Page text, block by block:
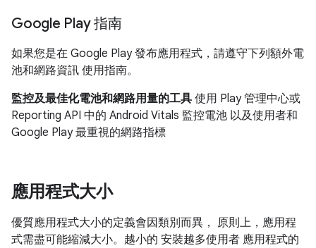
Google Play 指南
如果您是在 Google Play 發布應用程式，請遵守下列額外電
池和網路資訊 使用指南。
監控及最佳化電池和網路用量的工具 使用 Play 管理中心或
Reporting API 中的 Android Vitals 監控電池 以及使用者和
Google Play 最重視的網路指標
應用程式大小
優質應用程式大小的定義會因類別而異， 原則上，應用程
式需盡可能縮減大小。越小的 安裝越多使用者 應用程式的